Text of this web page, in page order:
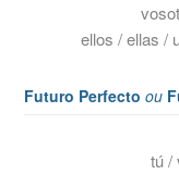
ellos / ellas /
Futuro Perfecto ou
tú /